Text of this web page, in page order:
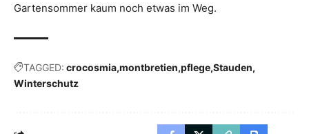
Gartensommer kaum noch etwas im Weg.
TAGGED: crocosmia montbretien pflege Stauden
Winterschutz